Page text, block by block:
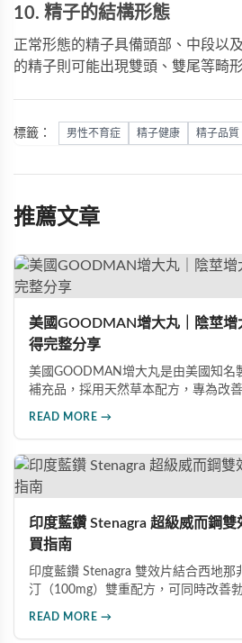
10. 精子的結構形態
正常形態的精子具備頭部、中段以
的精子則可能出現雙頭、雙尾等畸
標籤： 男性不育症 精子健康 精子品質
推薦文章
美國GOODMAN增大丸｜陰莖增
得完整分享
美國GOODMAN增大丸是由美國知名
補充品，採用天然草本配方，專為改
READ MORE →
印度藍鑽 Stenagra 超級威而鋼
買指南
印度藍鑽 Stenagra 雙效片結合西地那
汀（100mg）雙重配方，可同時改善
READ MORE →